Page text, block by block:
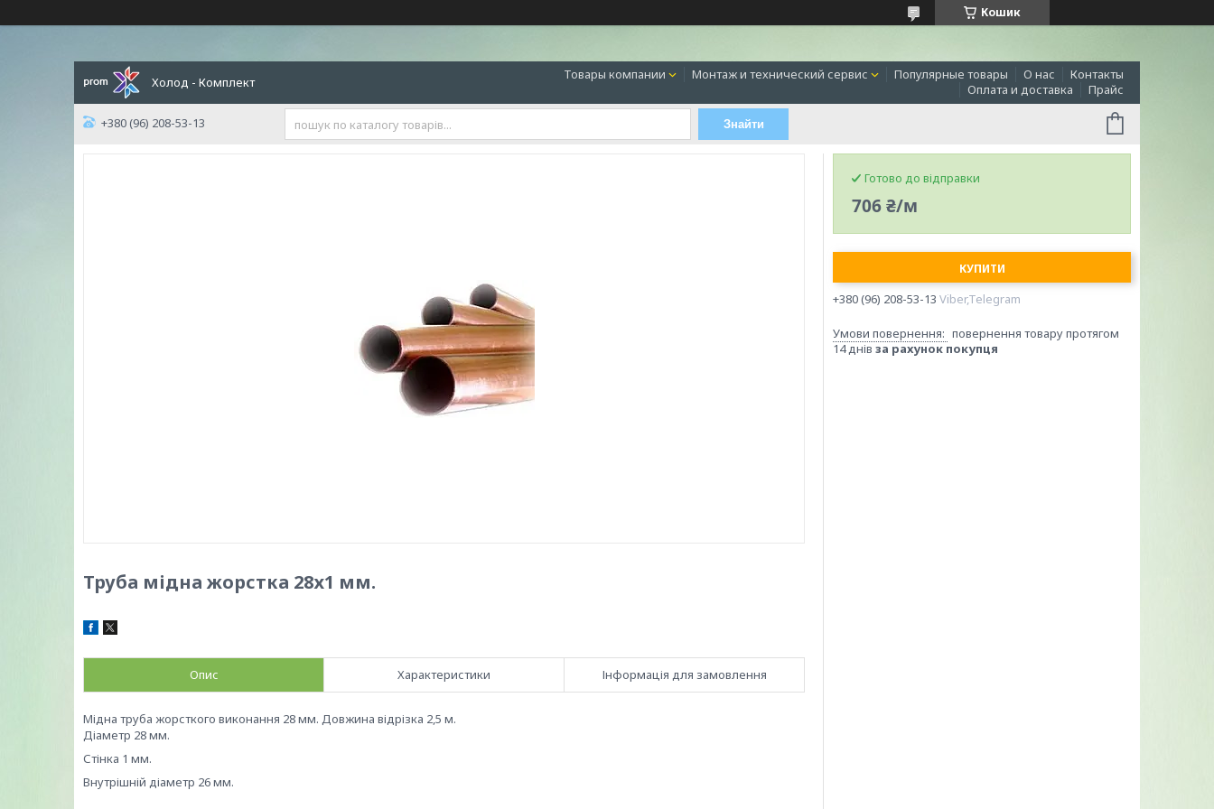
Кошик
Холод - Комплект Товары компании Монтаж и технический сервис Популярные товары О нас
Контакты
Оплата и доставка
Прайс
+380 (96) 208-53-13 Знайти
Труба мідна жорстка 28х1 мм.
Опис Характеристики Інформація для замовлення
Мідна труба жорсткого виконання 28 мм. Довжина відрізка 2,5 м.
Діаметр 28 мм.
Стінка 1 мм.
Внутрішній діаметр 26 мм.
Готово до відправки
706 ₴/м
КУПИТИ
+380 (96) 208-53-13 Viber,Telegram
повернення товару протягом
14 днів за рахунок покупця